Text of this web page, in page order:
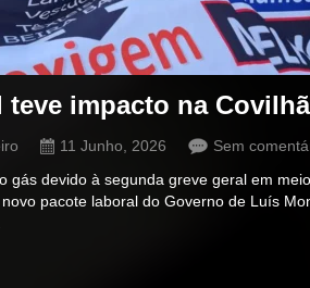
teve impacto na Covilhã
11 Junho, 2026
Sem
gás devido à segunda greve geral em
pacote laboral do Governo de Luís